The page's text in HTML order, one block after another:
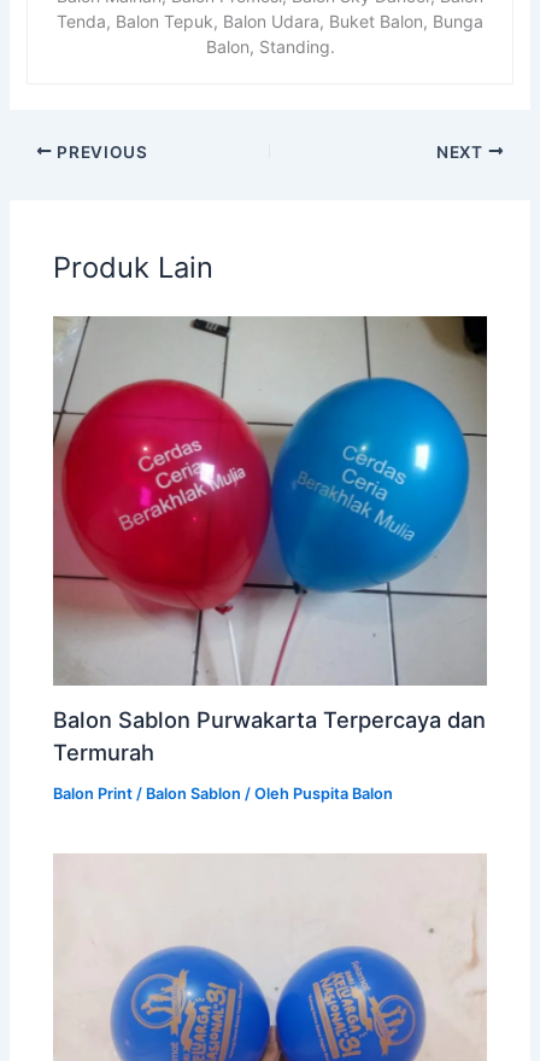
Tenda, Balon Tepuk, Balon Udara, Buket Balon, Bunga
Balon, Standing.
PREVIOUS NEXT
Produk Lain
Balon Sablon Purwakarta Terpercaya dan
Termurah
Balon Print / Balon Sablon / Oleh Puspita Balon